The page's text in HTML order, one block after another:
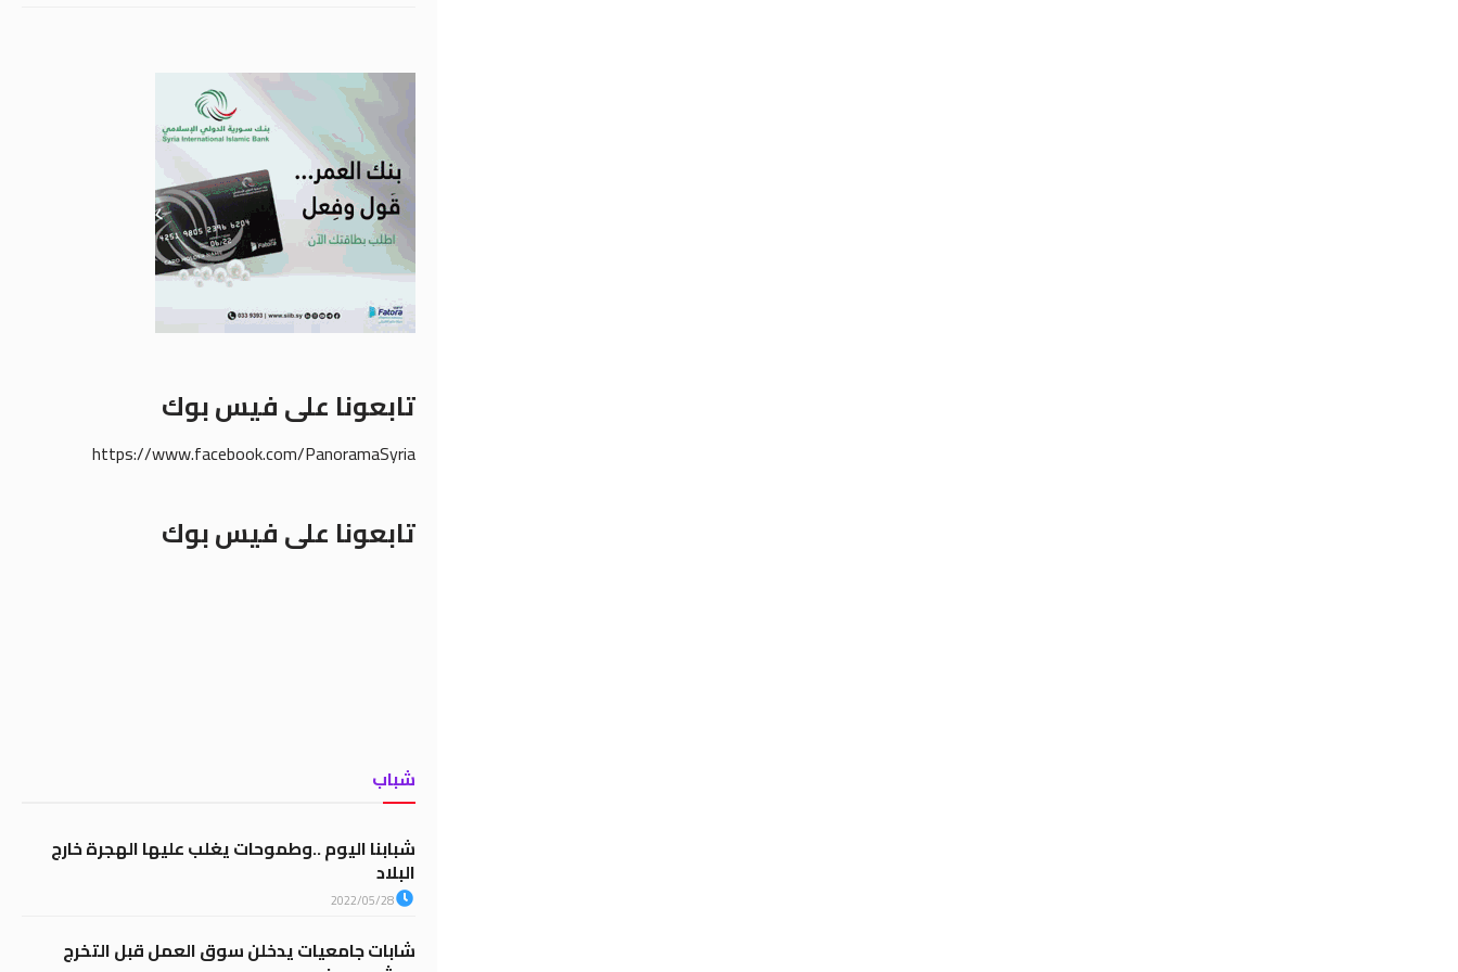
تابعونا على فيس بوك
https://www.facebook.com/PanoramaSyria
تابعونا على فيس بوك
شباب
شبابنا اليوم ..وطموحات يغلب عليها الهجرة خارج
البلاد
2022/05/28
شابات جامعيات يدخلن سوق العمل قبل التخرج